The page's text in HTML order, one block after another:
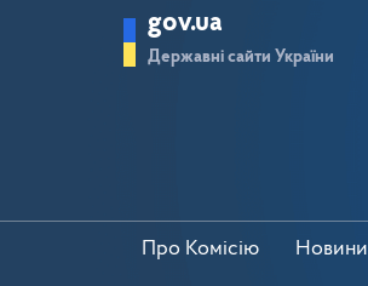
gov.ua
Державні сайти України
Про Комісію Новини